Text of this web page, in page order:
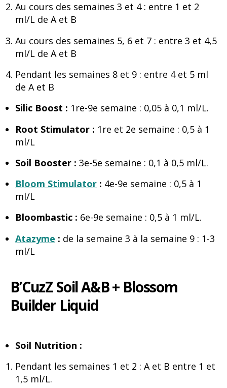
Au cours des semaines 3 et 4 : entre 1 et 2
ml/L de A et B
Au cours des semaines 5, 6 et 7 : entre 3 et 4,5
ml/L de A et B
Pendant les semaines 8 et 9 : entre 4 et 5 ml
de A et B
Silic Boost : 1re-9e semaine : 0,05 à 0,1 ml/L.
Root Stimulator : 1re et 2e semaine : 0,5 à 1
ml/L
Soil Booster : 3e-5e semaine : 0,1 à 0,5 ml/L.
Bloom Stimulator : 4e-9e semaine : 0,5 à 1
ml/L
Bloombastic : 6e-9e semaine : 0,5 à 1 ml/L.
Atazyme : de la semaine 3 à la semaine 9 : 1-3
ml/L
B’CuzZ Soil A&B + Blossom
Builder Liquid
Soil Nutrition :
Pendant les semaines 1 et 2 : A et B entre 1 et
1,5 ml/L.